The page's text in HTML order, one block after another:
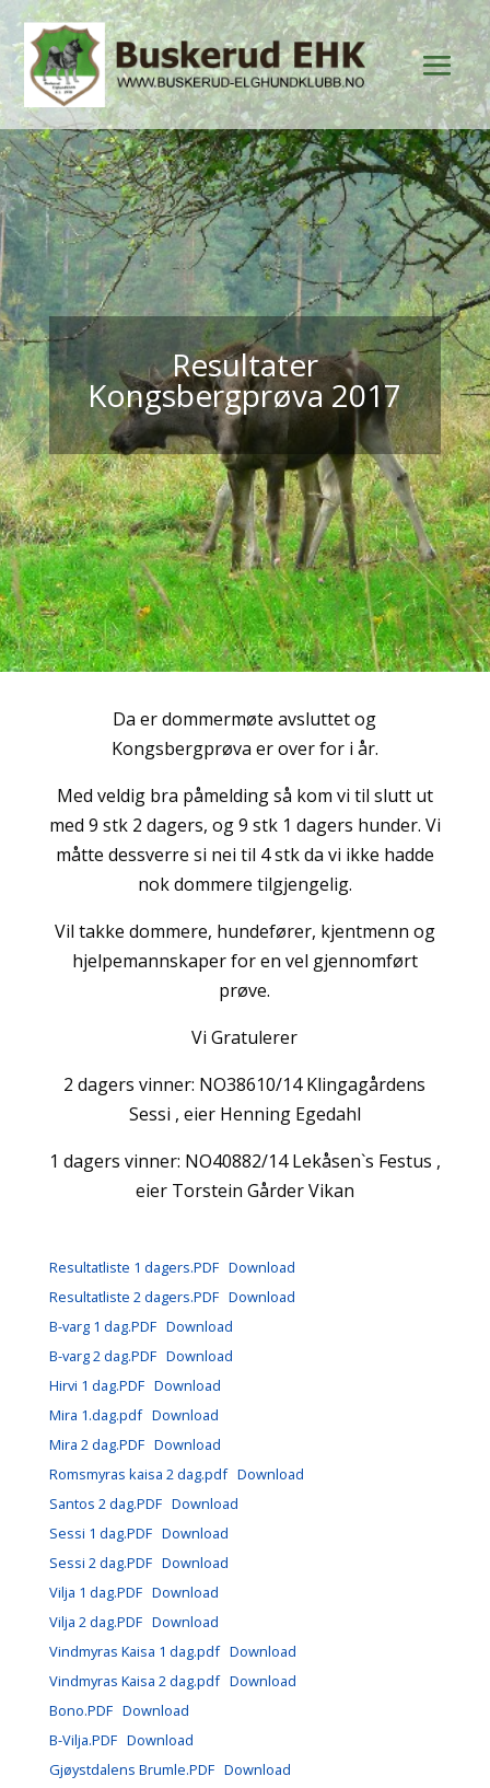
Resultater
Kongsbergprøva 2017
Da er dommermøte avsluttet og
Kongsbergprøva er over for i år.
Med veldig bra påmelding så kom vi til slutt ut
med 9 stk 2 dagers, og 9 stk 1 dagers hunder. Vi
måtte dessverre si nei til 4 stk da vi ikke hadde
nok dommere tilgjengelig.
Vil takke dommere, hundefører, kjentmenn og
hjelpemannskaper for en vel gjennomført
prøve.
Vi Gratulerer
2 dagers vinner: NO38610/14 Klingagårdens
Sessi , eier Henning Egedahl
1 dagers vinner: NO40882/14 Lekåsen`s Festus ,
eier Torstein Gårder Vikan
Resultatliste 1 dagers.PDF Download
Resultatliste 2 dagers.PDF Download
B-varg 1 dag.PDF Download
B-varg 2 dag.PDF Download
Hirvi 1 dag.PDF Download
Mira 1.dag.pdf Download
Mira 2 dag.PDF Download
Romsmyras kaisa 2 dag.pdf Download
Santos 2 dag.PDF Download
Sessi 1 dag.PDF Download
Sessi 2 dag.PDF Download
Vilja 1 dag.PDF Download
Vilja 2 dag.PDF Download
Vindmyras Kaisa 1 dag.pdf Download
Vindmyras Kaisa 2 dag.pdf Download
Bono.PDF Download
B-Vilja.PDF Download
Gjøystdalens Brumle.PDF Download